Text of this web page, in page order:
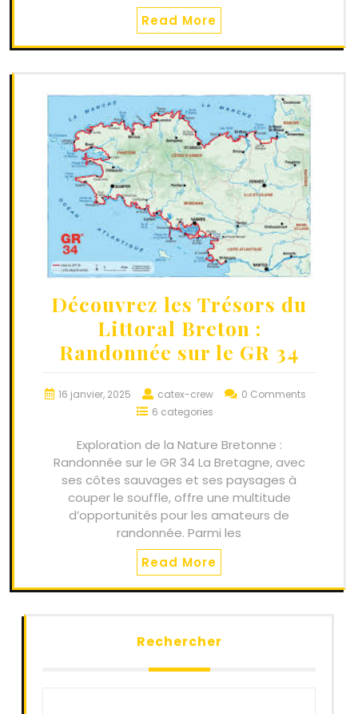
Read More
Découvrez les Trésors du
Littoral Breton :
Randonnée sur le GR 34
16 janvier, 2025 catex-crew
0 Comments
6 categories
Exploration de la Nature Bretonne :
Randonnée sur le GR 34 La Bretagne, avec
ses côtes sauvages et ses paysages à
couper le souffle, offre une multitude
d’opportunités pour les amateurs de
randonnée. Parmi les
Read More
Rechercher